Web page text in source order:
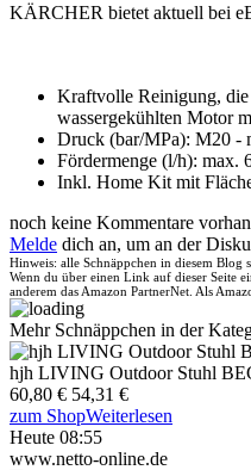
KÄRCHER bietet aktuell bei
Kraftvolle Reinigung, die
wassergekühlten Motor
Druck (bar/MPa): M20 -
Fördermenge (l/h): max.
Inkl. Home Kit mit
noch keine Kommentare
Melde dich an, um an der
Hinweis: alle Schnäppchen in diesem Blog
Wenn du über einen Link auf dieser Seite
anderem das Amazon PartnerNet. Als
Mehr Schnäppchen in der
hjh LIVING Outdoor Stuhl
60,80 € 54,31 €
zum ShopWeiterlesen
Heute 08:55
www.netto-online.de